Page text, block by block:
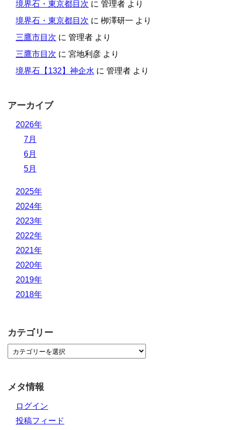
境界石・東京都目次 に 管理者 より
境界石・東京都目次 に 栁澤研一 より
三鷹市目次 に 管理者 より
三鷹市目次 に 宮地利彦 より
境界石【132】神企水 に 管理者 より
アーカイブ
2026年
7月
6月
5月
2025年
2024年
2023年
2022年
2021年
2020年
2019年
2018年
カテゴリー
メタ情報
ログイン
投稿フィード